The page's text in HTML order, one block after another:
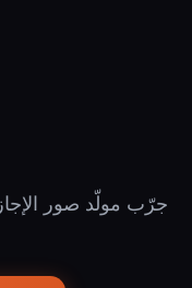
جرّب مولّد صور